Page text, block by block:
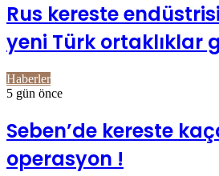
Rus kereste
yeni Türk ortaklıklar
Haberler
5 gün önce
Seben’de kereste
operasyon !